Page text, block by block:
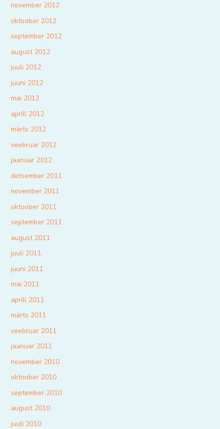
november 2012
oktoober 2012
september 2012
august 2012
juuli 2012
juuni 2012
mai 2012
aprill 2012
märts 2012
veebruar 2012
jaanuar 2012
detsember 2011
november 2011
oktoober 2011
september 2011
august 2011
juuli 2011
juuni 2011
mai 2011
aprill 2011
märts 2011
veebruar 2011
jaanuar 2011
november 2010
oktoober 2010
september 2010
august 2010
juuli 2010